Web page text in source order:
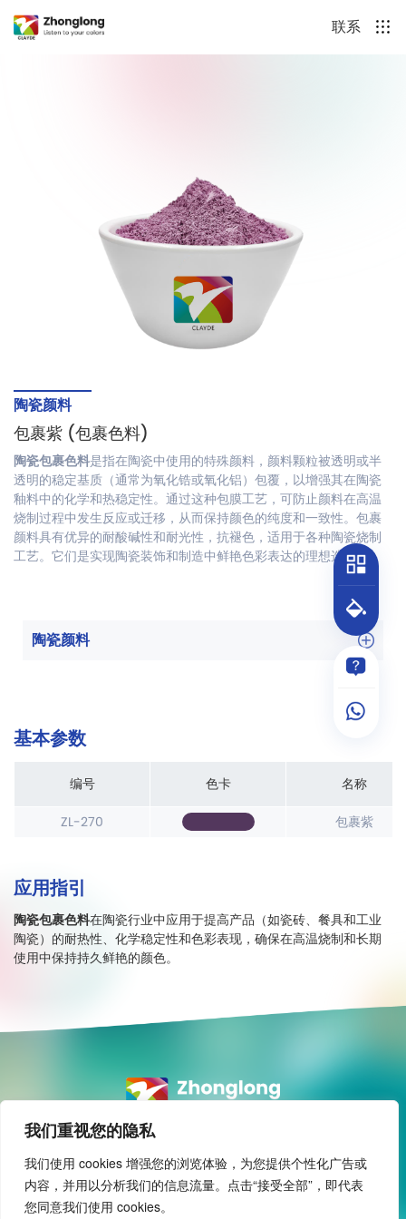
我们重视您的隐私
我们使用 cookies 增强您的浏览体验，为您提供个性化广告或
内容，并用以分析我们的信息流量。点击“接受全部”，即代表
您同意我们使用 cookies。
联系
陶瓷颜料
包裹紫 (包裹色料)
陶瓷包裹色料是指在陶瓷中使用的特殊颜料，颜料颗粒被透明或半
透明的稳定基质（通常为氧化锆或氧化铝）包覆，以增强其在陶瓷
釉料中的化学和热稳定性。通过这种包膜工艺，可防止颜料在高温
烧制过程中发生反应或迁移，从而保持颜色的纯度和一致性。包裹
颜料具有优异的耐酸碱性和耐光性，抗褪色，适用于各种陶瓷烧制
工艺。它们是实现陶瓷装饰和制造中鲜艳色彩表达的理想选择。
陶瓷颜料
基本参数
编号 色卡 名称
ZL-270 包裹紫
应用指引
陶瓷包裹色料在陶瓷行业中应用于提高产品（如瓷砖、餐具和工业
陶瓷）的耐热性、化学稳定性和色彩表现，确保在高温烧制和长期
使用中保持持久鲜艳的颜色。
专注颜料制造
专业成就
© 2024 中隆材料有限公司 保留所有权利